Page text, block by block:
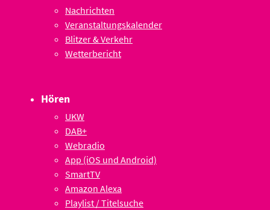
Nachrichten
Veranstaltungskalender
Blitzer & Verkehr
Wetterbericht
Hören
UKW
DAB+
Webradio
App (iOS und Android)
SmartTV
Amazon Alexa
Playlist / Titelsuche